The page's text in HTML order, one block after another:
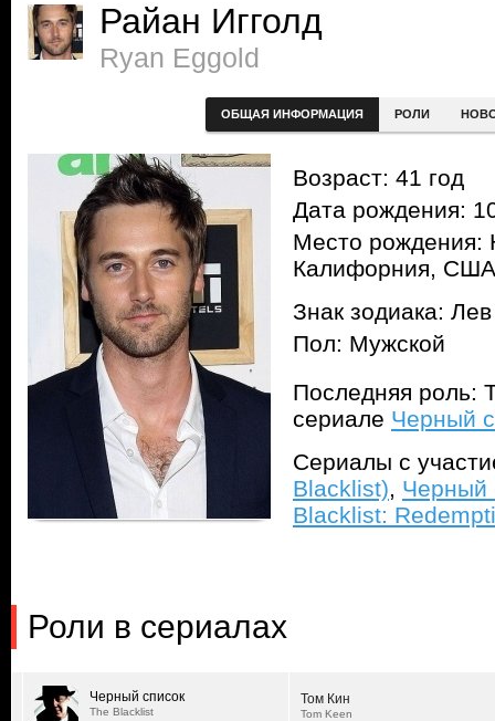
Райан Игголд
Ryan Eggold
ОБЩАЯ ИНФОРМАЦИЯ РОЛИ
Возраст: 41 год
Дата рождения:
Место
Калифорния, США
Знак зодиака: Лев
Пол: Мужской
Последняя роль:
сериале Черный
Сериалы с
Blacklist), Черный
Blacklist:
Роли в сериалах
Черный список
The Blacklist
Том Кин
Tom Keen